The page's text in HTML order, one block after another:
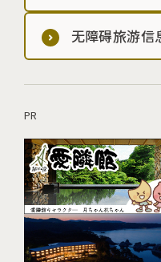
无障碍旅游信
PR